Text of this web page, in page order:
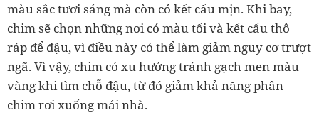
màu sắc tươi sáng mà còn có kết cấu mịn. Khi bay,
chim sẽ chọn những nơi có màu tối và kết cấu thô
ráp để đậu, vì điều này có thể làm giảm nguy cơ trượt
ngã. Vì vậy, chim có xu hướng tránh gạch men màu
vàng khi tìm chỗ đậu, từ đó giảm khả năng phân
chim rơi xuống mái nhà.